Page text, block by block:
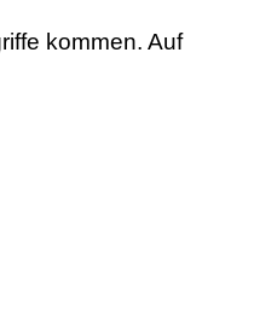
kommen. Auf